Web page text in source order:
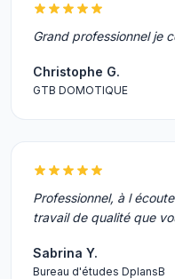
Grand professionnel je
Christophe G.
GTB DOMOTIQUE
Professionnel, à l
travail de qualité que
Sabrina Y.
Bureau d'études DplansB